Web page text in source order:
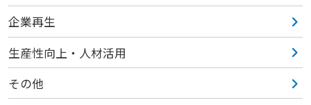
企業再生
生産性向上・人材活用
その他